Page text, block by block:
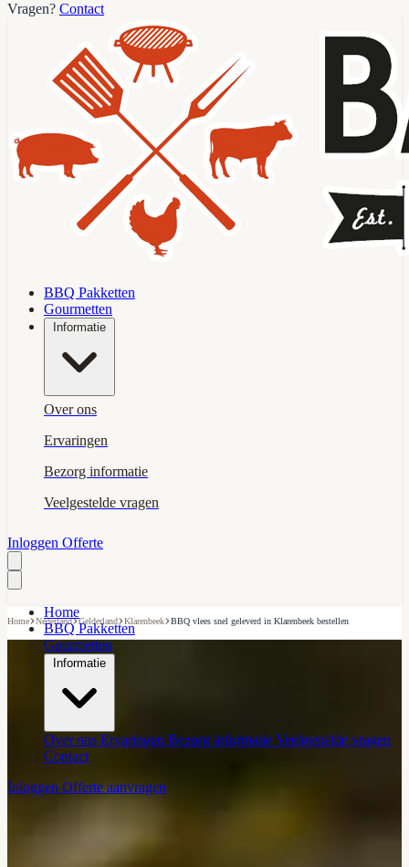
Vragen? Contact
BBQ Pakketten
Gourmetten
Informatie
Over ons
Ervaringen
Bezorg informatie
Veelgestelde vragen
Inloggen Offerte
Home
BBQ Pakketten
Gourmetten
Informatie
Over ons Ervaringen Bezorg informatie Veelgestelde vragen
Contact
Inloggen Offerte aanvragen
Home›Nederland›Gelderland›Klarenbeek›BBQ vlees snel geleverd in Klarenbeek bestellen